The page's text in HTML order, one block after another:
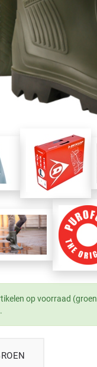
op voorraad